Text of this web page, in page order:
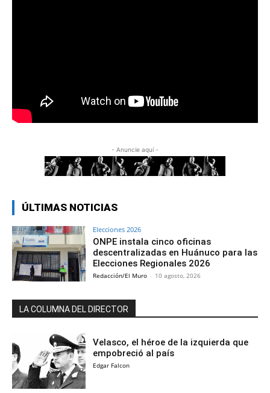
- Anuncie aquí -
ÚLTIMAS NOTICIAS
Elecciones 2026
ONPE instala cinco oficinas
descentralizadas en Huánuco para las
Elecciones Regionales 2026
Redacción/El Muro - 10 agosto, 2026
LA COLUMNA DEL DIRECTOR
Velasco, el héroe de la izquierda que
empobreció al país
Edgar Falcon